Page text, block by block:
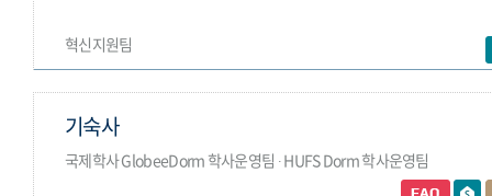
혁신지원팀
국제학사 GlobeeDorm 학사운영팀 ∙ HUFS Dorm 학사운영팀
기숙사